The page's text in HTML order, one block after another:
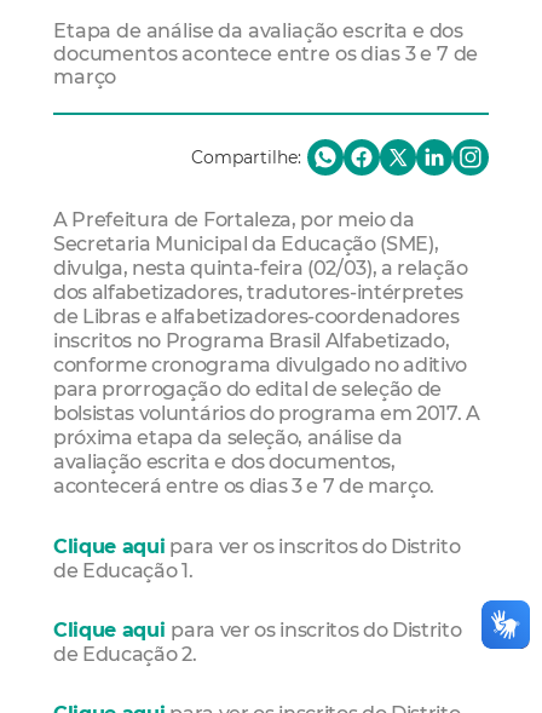
Etapa de análise da avaliação escrita e dos
documentos acontece entre os dias 3 e 7 de
março
Compartilhe:
A Prefeitura de Fortaleza, por meio da
Secretaria Municipal da Educação (SME),
divulga, nesta quinta-feira (02/03), a relação
dos alfabetizadores, tradutores-intérpretes
de Libras e alfabetizadores-coordenadores
inscritos no Programa Brasil Alfabetizado,
conforme cronograma divulgado no aditivo
para prorrogação do edital de seleção de
bolsistas voluntários do programa em 2017. A
próxima etapa da seleção, análise da
avaliação escrita e dos documentos,
acontecerá entre os dias 3 e 7 de março.
Clique aqui para ver os inscritos do Distrito
de Educação 1.
Clique aqui para ver os inscritos do Distrito
de Educação 2.